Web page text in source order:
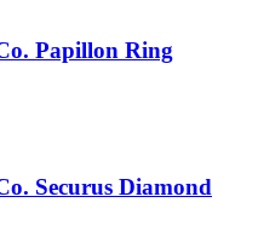
Papillon Ring
Securus Diamond